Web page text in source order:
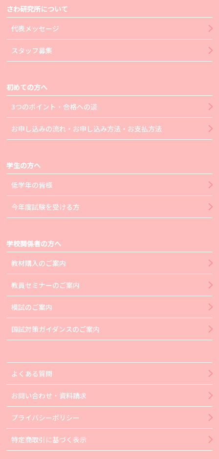
さわ研究所について
代表メッセージ
スタッフ募集
初めての方へ
3つのポイント・合格への道
お申し込みの流れ・お申し込み方法・お支払方法
学生の方へ
低学年の皆様
今年度試験を受ける方
学校関係者の方へ
教材購入のご案内
教員セミナーのご案内
模試のご案内
国試対策ガイダンスのご案内
よくある質問
お問い合わせ・資料請求
プライバシーポリシー
特定商取引に基づく表示